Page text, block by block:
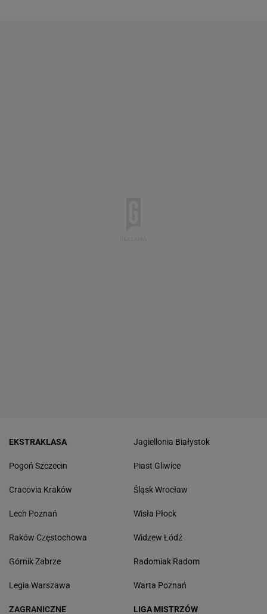
EKSTRAKLASA
Pogoń Szczecin
Cracovia Kraków
Lech Poznań
Raków Częstochowa
Górnik Zabrze
Legia Warszawa
Jagiellonia Białystok
Piast Gliwice
Śląsk Wrocław
Wisła Płock
Widzew Łódź
Radomiak Radom
Warta Poznań
ZAGRANICZNE LIGA MISTRZÓW